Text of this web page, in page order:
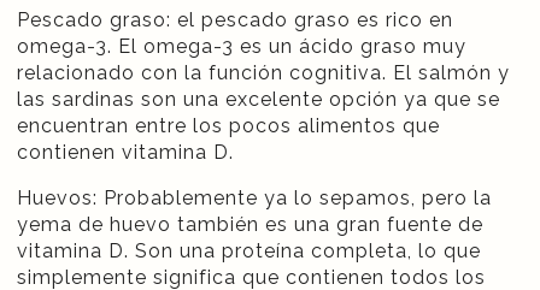
Pescado graso: el pescado graso es rico en
omega-3. El omega-3 es un ácido graso muy
relacionado con la función cognitiva. El salmón y
las sardinas son una excelente opción ya que se
encuentran entre los pocos alimentos que
contienen vitamina D.
Huevos: Probablemente ya lo sepamos, pero la
yema de huevo también es una gran fuente de
vitamina D. Son una proteína completa, lo que
simplemente significa que contienen todos los